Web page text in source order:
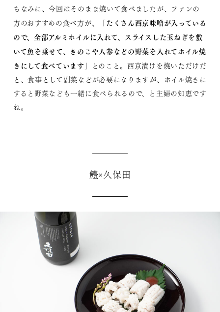
ちなみに、今回はそのまま焼いて食べましたが、ファンの
方のおすすめの食べ方が、
「たくさん西京味噌が入っている
ので、全部アルミホイルに入れて、スライスした玉ねぎを敷
いて魚を乗せて、きのこや人参などの野菜を入れてホイル焼
きにして食べています」
とのこと。西京漬けを焼いただけだ
と、食事として副菜などが必要になりますが、ホイル焼きに
すると野菜なども一緒に食べられるので、と主婦の知恵です
ね。
鱧×久保田